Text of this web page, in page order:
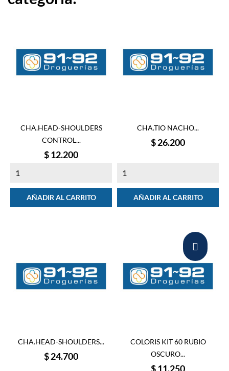
CHA.HEAD-SHOULDERS
CONTROL...
Precio
$ 12.200
AÑADIR AL CARRITO
CHA.TIO NACHO...
Precio
$ 26.200
AÑADIR AL CARRITO
CHA.HEAD-SHOULDERS...
Precio
$ 24.700
COLORIS KIT 60 RUBIO
OSCURO...
Precio
$ 11.250